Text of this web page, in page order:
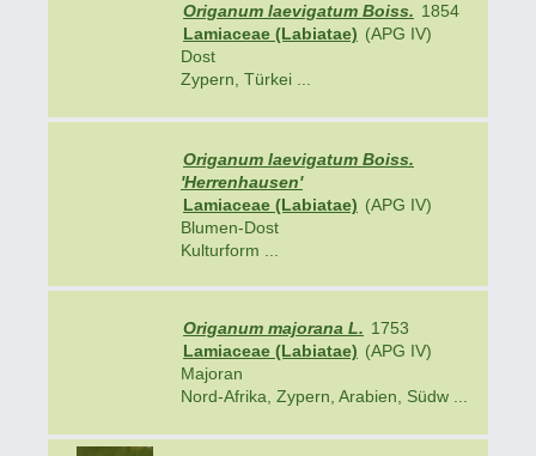
Origanum laevigatum Boiss. 1854
Lamiaceae (Labiatae) (APG IV)
Dost
Zypern, Türkei ...
Origanum laevigatum Boiss.
'Herrenhausen'
Lamiaceae (Labiatae) (APG IV)
Blumen-Dost
Kulturform ...
Origanum majorana L. 1753
Lamiaceae (Labiatae) (APG IV)
Majoran
Nord-Afrika, Zypern, Arabien, Südw ...